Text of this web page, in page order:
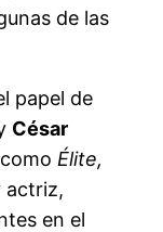
de las
papel de
César
Élite,
actriz,
en el